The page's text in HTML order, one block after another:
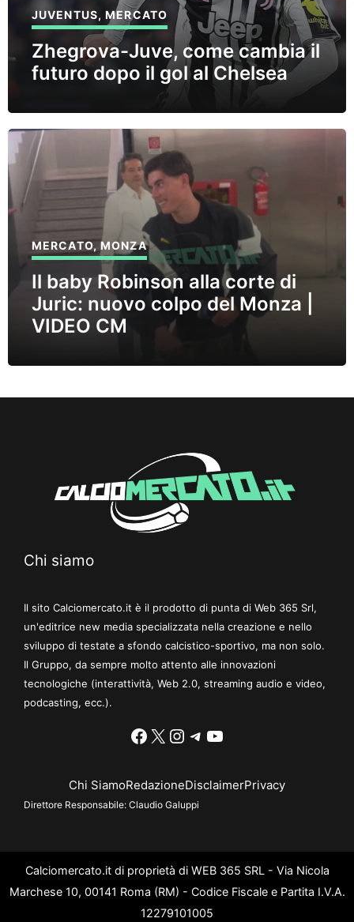
JUVENTUS,MERCATO
Zhegrova-Juve, come cambia il
futuro dopo il gol al Chelsea
MERCATO,MONZA
Il baby Robinson alla corte di
Juric: nuovo colpo del Monza |
VIDEO CM
Chi siamo
Il sito Calciomercato.it è il prodotto di punta di Web 365 Srl,
un'editrice new media specializzata nella creazione e nello
sviluppo di testate a sfondo calcistico-sportivo, ma non solo.
Il Gruppo, da sempre molto attento alle innovazioni
tecnologiche (interattività, Web 2.0, streaming audio e video,
podcasting, ecc.).
Facebook
X Instagram
Telegram
YouTube
Chi SiamoRedazioneDisclaimerPrivacy
Direttore Responsabile: Claudio Galuppi
Calciomercato.it di proprietà di WEB 365 SRL - Via Nicola
Marchese 10, 00141 Roma (RM) - Codice Fiscale e Partita I.V.A.
12279101005